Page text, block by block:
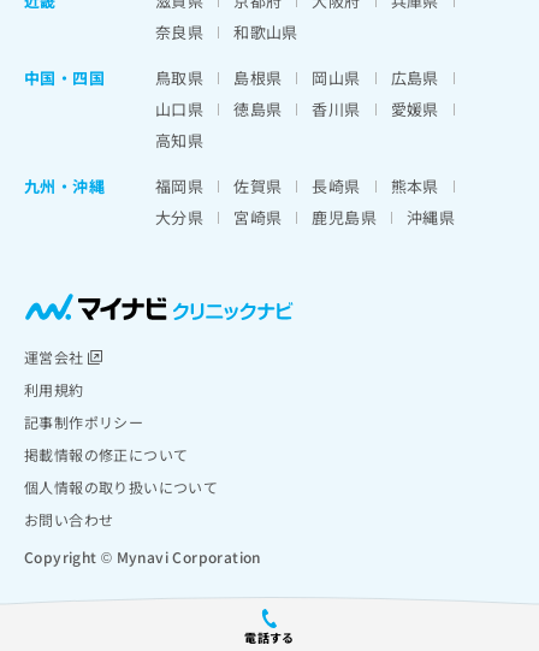
電話する
奈良県
和歌山県
中国・四国
鳥取県 島根県 岡山県
広島県
山口県
徳島県 香川県
愛媛県
高知県
九州・沖縄
福岡県 佐賀県 長崎県
熊本県
大分県
宮崎県 鹿児島県 沖縄県
運営会社
利用規約
記事制作ポリシー
掲載情報の修正について
個人情報の取り扱いについて
お問い合わせ
Copyright © Mynavi Corporation